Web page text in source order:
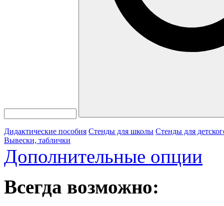
Дидактические пособия Стенды для школы Стенды для
Вывески, таблички
Дополнительные опции
Всегда возможно: